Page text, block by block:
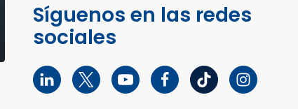
Síguenos en las redes
sociales